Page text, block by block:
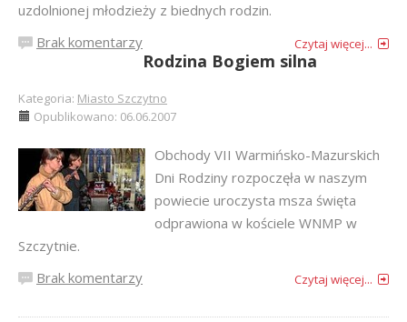
uzdolnionej młodzieży z biednych rodzin.
Brak komentarzy
Czytaj więcej...
Rodzina Bogiem silna
Kategoria: Miasto Szczytno
Opublikowano: 06.06.2007
Obchody VII Warmińsko-Mazurskich
Dni Rodziny rozpoczęła w naszym
powiecie uroczysta msza święta
odprawiona w kościele WNMP w
Szczytnie.
Brak komentarzy
Czytaj więcej...